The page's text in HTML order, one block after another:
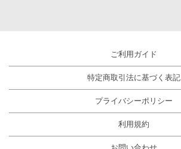
ご利用ガイド
特定商取引法に基づく表記
プライバシーポリシー
利用規約